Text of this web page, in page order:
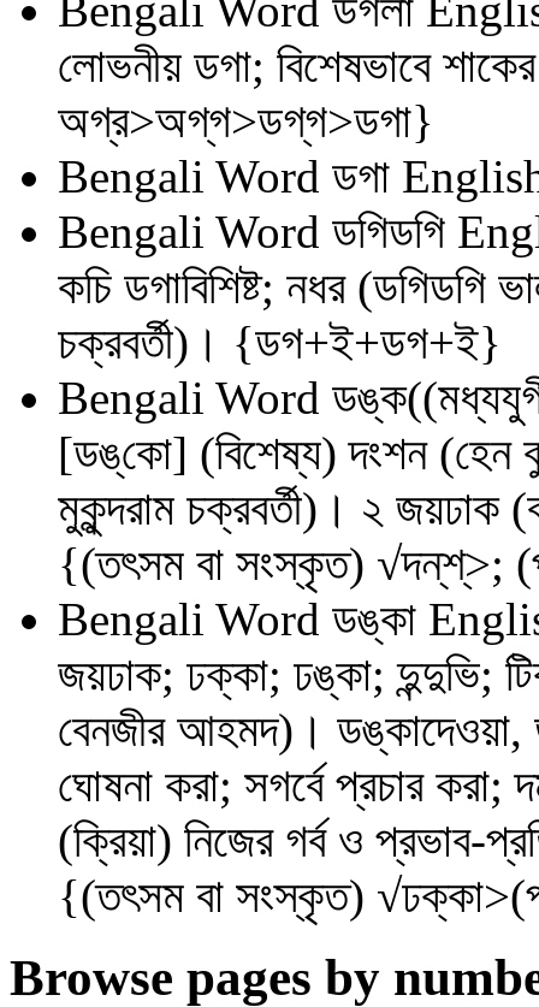
লোভনীয় ডগা; বিশেষভাবে
অগ্র>অগ্‌গ>ডগ্‌গ>ডগা}
Bengali Word ডগা
Bengali Word ডগিডগি
কচি ডগাবিশিষ্ট; নধর (ডগিডগি
চক্রবর্তী)। {ডগ+ই+ডগ+ই}
Bengali Word
[ডঙ্‌কো] (বিশেষ্য) দংশন (হেন
মুকুন্দরাম চক্রবর্তী)। ২ জয়ঢাক
{(তৎসম বা সংস্কৃত) √দন্‌শ্‌>;
Bengali Word ডঙ্কা
জয়ঢাক; ঢক্কা; ঢঙ্কা; দুন্দুভি;
বেনজীর আহমদ)। ডঙ্কাদেওয়া,
ঘোষনা করা; সগর্বে প্রচার
(ক্রিয়া) নিজের গর্ব ও প্রভাব-
{(তৎসম বা সংস্কৃত)
Browse pages by